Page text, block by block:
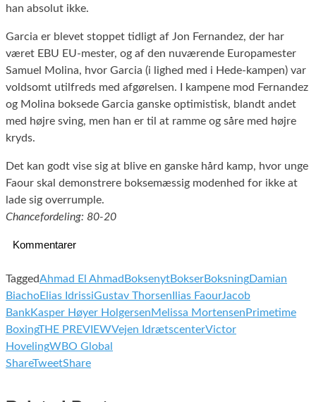
han absolut ikke.
Garcia er blevet stoppet tidligt af Jon Fernandez, der har
været EBU EU-mester, og af den nuværende Europamester
Samuel Molina, hvor Garcia (i lighed med i Hede-kampen) var
voldsomt utilfreds med afgørelsen. I kampene mod Fernandez
og Molina boksede Garcia ganske optimistisk, blandt andet
med højre sving, men han er til at ramme og såre med højre
kryds.
Det kan godt vise sig at blive en ganske hård kamp, hvor unge
Faour skal demonstrere boksemæssig modenhed for ikke at
lade sig overrumple.
Chancefordeling: 80-20
Kommentarer
TaggedAhmad El Ahmad BoksenytBokserBoksningDamian
BiachoElias IdrissiGustav Thorsen Ilias FaourJacob
BankKasper Høyer HolgersenMelissa Mortensen Primetime
BoxingTHE PREVIEWVejen IdrætscenterVictor
HovelingWBO Global
ShareTweetShare